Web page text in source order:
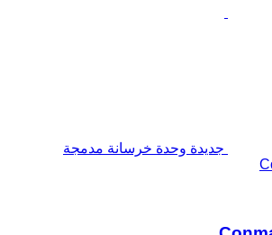
جديدة وحدة خرسانة مدمجة